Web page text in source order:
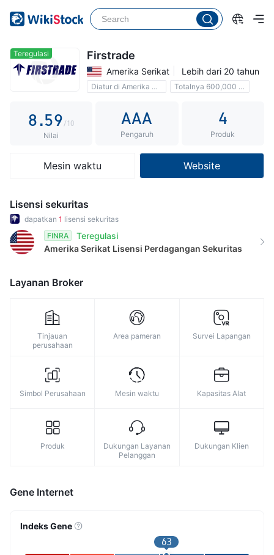
Teregulasi Firstrade
Amerika Serikat Lebih dari 20 tahun
Diatur di Amerika Serikat
Totalnya 600,000 pengguna
3
5
6
8.
0
2
3
5
6
7
9
4
7
9 /10
Nilai
AAA
Pengaruh
4
Produk
Mesin waktu Website
Lisensi sekuritas
dapatkan 1 lisensi sekuritas
FINRA
Teregulasi
Amerika Serikat Lisensi Perdagangan Sekuritas
Layanan Broker
Tinjauan
perusahaan
Area pameran Survei Lapangan
Simbol Perusahaan Mesin waktu Kapasitas Alat
Produk
Dukungan Layanan
Pelanggan
Dukungan Klien
Gene Internet
Indeks Gene
63